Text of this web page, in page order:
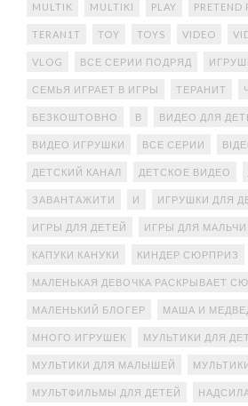
MULTIK MULTIKI PLAY PRETEND
TERAN1T TOY TOYS VIDEO
VLOG ВСЕ СЕРИИ ПОДРЯД
СЕМЬЯ ИГРАЕТ В ИГРЫ ТЕРАНИТ
БЕЗКОШТОВНО В ВИДЕО ДЛЯ
ВИДЕО ИГРУШКИ ВСЕ СЕРИИ
ДЕТСКИЙ КАНАЛ ДЕТСКОЕ ВИДЕО
ЗАВАНТАЖИТИ И ИГРУШКИ ДЛЯ
ИГРЫ ДЛЯ ДЕТЕЙ ИГРЫ ДЛЯ
КАПУКИ КАНУКИ КИНДЕР СЮРПРИЗ
МАЛЕНЬКАЯ ДЕВОЧКА РАСКРЫВАЕТ
МАЛЕНЬКИЙ БЛОГЕР МАША И
МНОГО ИГРУШЕК МУЛЬТИКИ ДЛЯ
МУЛЬТИКИ ДЛЯ МАЛЫШЕЙ
МУЛЬТФИЛЬМЫ ДЛЯ ДЕТЕЙ